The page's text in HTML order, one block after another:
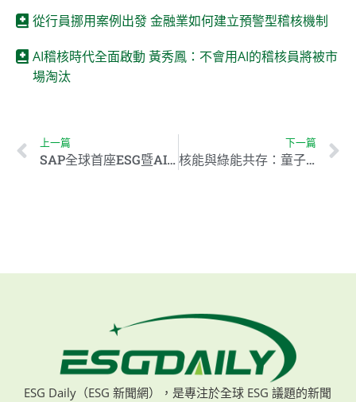
從行員挪用案例出發 金融業如何建立預警型稽核機制
AI稽核時代全面啟動 黃秀鳳：不會用AI的稽核員將被市
場淘汰
上一篇
SAP全球首座ESG暨AI研創中心啟用 助攻產業淨零碳排轉型
下一篇
核能與綠能共存：童子賢談能源轉型與穩定電力需求
ESG Daily（ESG 新聞網），是專注於全球 ESG 議題的新聞